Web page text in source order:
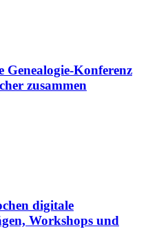
Genealogie-Konferenz
zusammen
digitale
Workshops und